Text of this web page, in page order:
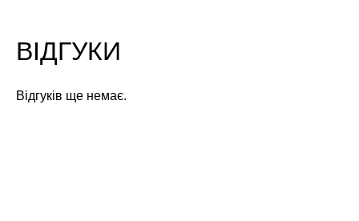
ВІДГУКИ
Відгуків ще немає.